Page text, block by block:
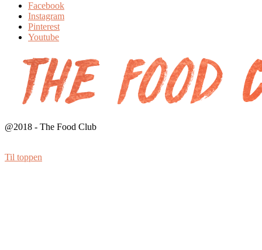
Facebook
Instagram
Pinterest
Youtube
@2018 - The Food Club
Til toppen